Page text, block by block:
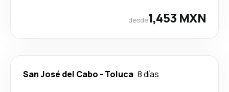
desde1,453 MXN
San José del Cabo - Toluca 8 días